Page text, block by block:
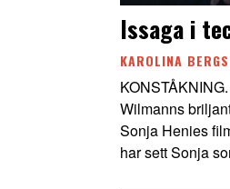
Issaga i
KAROLINA
Wilmanns
Sonja Henies
har sett Sonja